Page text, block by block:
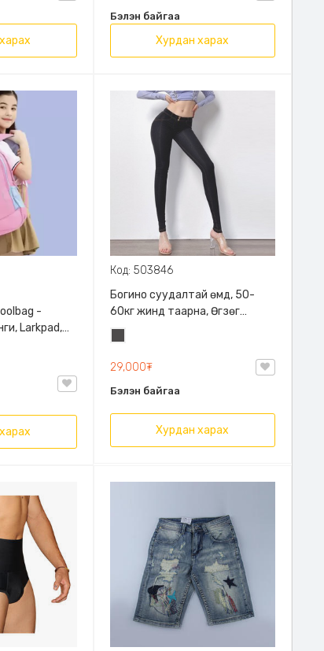
Бэлэн байгаа
Хурдан харах
-
Larkpad,
Код: 503846
Богино суудалтай өмд, 50-
60кг жинд таарна, Өгзөг
өргөгчтэй
29,000₮
Бэлэн байгаа
Хурдан харах